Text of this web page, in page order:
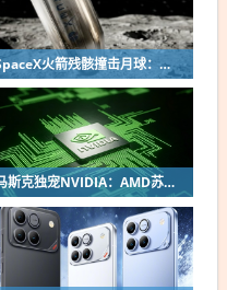
SpaceX火箭残骸撞击月球：留下直径约30米巨坑
马斯克独宠NVIDIA：AMD苏姿丰淡定回应